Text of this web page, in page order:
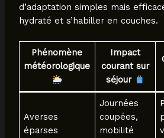
d’adaptation simples mais
hydraté et s’habiller en couches.
Phénomène
météorologique
Impact
courant sur
séjour
Averses
éparses
Journées
coupées,
mobilité